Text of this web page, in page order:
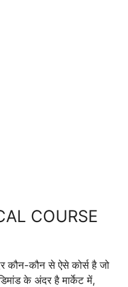
COURSE
कौन-कौन से ऐसे कोर्स है जो
के अंदर है मार्केट में,